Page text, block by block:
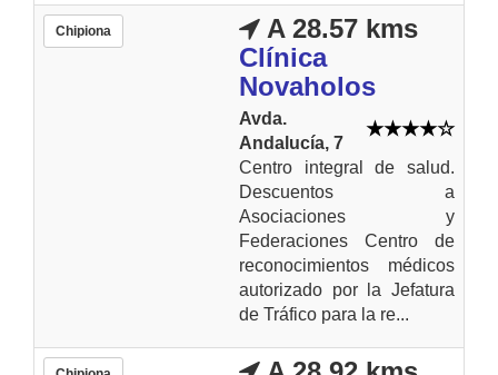
Chipiona
A 28.57 kms
Clínica
Novaholos
Avda.
Andalucía, 7
Centro integral de salud.
Descuentos a
Asociaciones y
Federaciones Centro de
reconocimientos médicos
autorizado por la Jefatura
de Tráfico para la re...